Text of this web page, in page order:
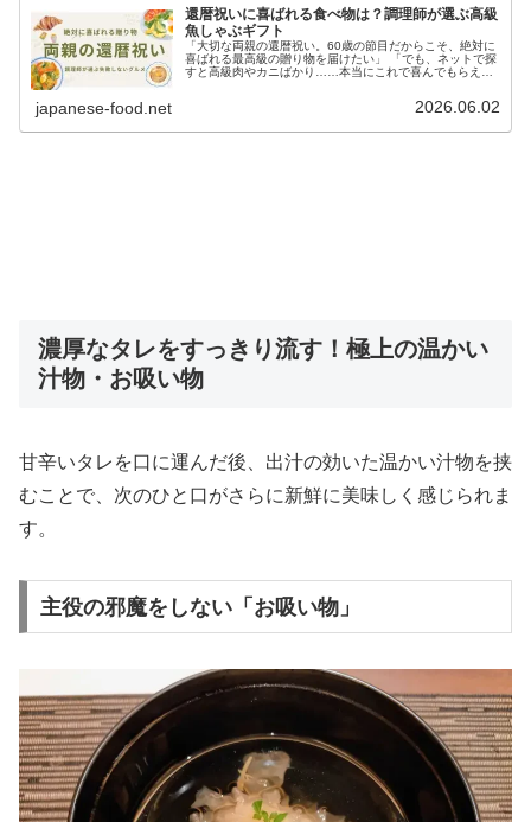
還暦祝いに喜ばれる食べ物は？調理師が選ぶ高級
魚しゃぶギフト
「大切な両親の還暦祝い。60歳の節目だからこそ、絶対に
喜ばれる最高級の贈り物を届けたい」 「でも、ネットで探
すと高級肉やカニばかり……本当にこれで喜んでもらえる
japanese-food.net 2026.06.02
濃厚なタレをすっきり流す！極上の温かい
汁物・お吸い物
甘辛いタレを口に運んだ後、出汁の効いた温かい汁物を挟
むことで、次のひと口がさらに新鮮に美味しく感じられま
す。
主役の邪魔をしない「お吸い物」